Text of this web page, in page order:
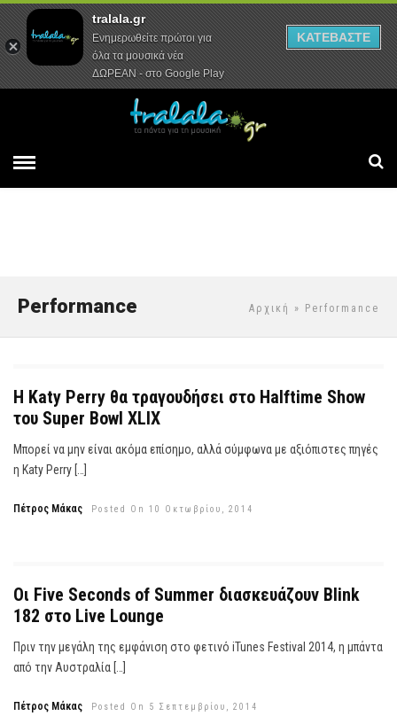
Αρχική Συνεντεύξεις Ρεπορτάζ
Αρχική » Performance
Performance
Η Katy Perry θα τραγουδήσει στο Halftime Show
του Super Bowl XLIX
Μπορεί να μην είναι ακόμα επίσημο, αλλά σύμφωνα με αξιόπιστες πηγές
η Katy Perry […]
Πέτρος Μάκας Posted On 10 Οκτωβρίου, 2014
Οι Five Seconds of Summer διασκευάζουν Blink
182 στο Live Lounge
Πριν την μεγάλη της εμφάνιση στο φετινό iTunes Festival 2014, η μπάντα
από την Αυστραλία […]
Πέτρος Μάκας Posted On 5 Σεπτεμβρίου, 2014
tralala.gr
Ενημερωθείτε πρώτοι για
όλα τα μουσικά νέα
ΔΩΡΕΑΝ - στο Google Play
ΚΑΤΕΒΑΣΤΕ